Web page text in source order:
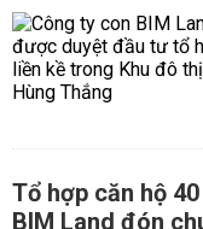
Tổ hợp căn hộ
BIM Land đón